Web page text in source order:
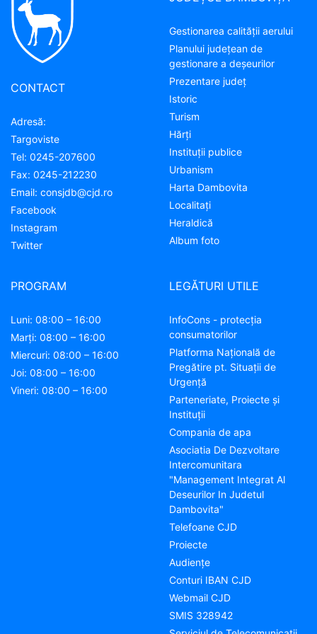
CONTACT
Adresă:
Targoviste
Tel: 0245-207600
Fax: 0245-212230
Email: consjdb@cjd.ro
Facebook
Instagram
Twitter
Gestionarea calității aerului
Planului județean de
gestionare a deșeurilor
Prezentare judeţ
Istoric
Turism
Hărţi
Instituţii publice
Urbanism
Harta Dambovita
Localitaţi
Heraldică
Album foto
LEGĂTURI UTILE
InfoCons - protecția
consumatorilor
Platforma Națională de
Pregătire pt. Situații de
Urgență
Parteneriate, Proiecte și
Instituții
Compania de apa
Asociatia De Dezvoltare
Intercomunitara
"Management Integrat Al
Deseurilor In Judetul
Dambovita"
Telefoane CJD
Proiecte
Audienţe
Conturi IBAN CJD
Webmail CJD
SMIS 328942
PROGRAM
Luni: 08:00 – 16:00
Marți: 08:00 – 16:00
Miercuri: 08:00 – 16:00
Joi: 08:00 – 16:00
Vineri: 08:00 – 16:00